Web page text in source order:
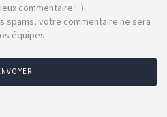
commentaire ! :)
spams, votre commentaire ne sera
équipes.